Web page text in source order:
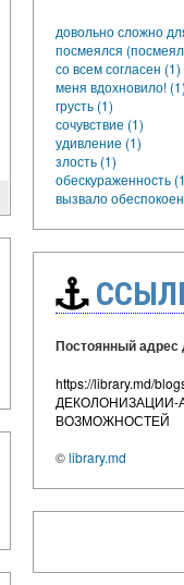
довольно сложно
посмеялся
со всем согласен (1)
меня вдохновило! (1)
грусть (1)
сочувствие (1)
удивление (1)
злость (1)
обескураженность
вызвало
Постоянный адрес
https://library.md/
ВОЗМОЖНОСТЕЙ
©library.md